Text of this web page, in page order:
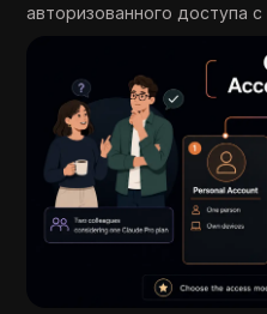
авторизованного доступа с